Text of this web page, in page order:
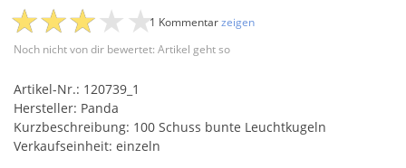
Noch nicht von dir bewertet: Artikel geht so
1 Kommentarzeigen
Artikel-Nr.: 120739_1
Hersteller: Panda
Kurzbeschreibung: 100 Schuss bunte Leuchtkugeln
Verkaufseinheit: einzeln